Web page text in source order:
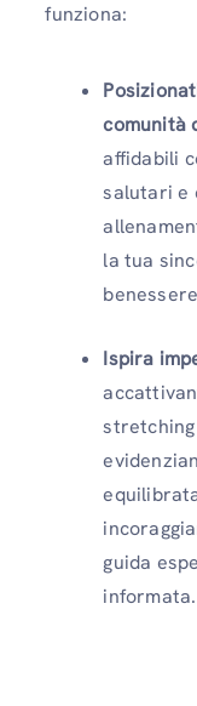
funziona:
comunità
affidabili
salutari e
la tua
Ispira
guida
informata.